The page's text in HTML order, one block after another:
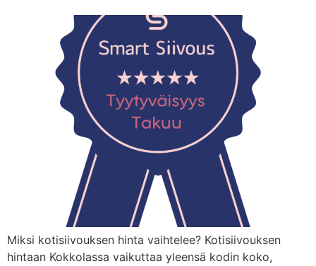
Miksi kotisiivouksen hinta vaihtelee? Kotisiivouksen
hintaan Kokkolassa vaikuttaa yleensä kodin koko,